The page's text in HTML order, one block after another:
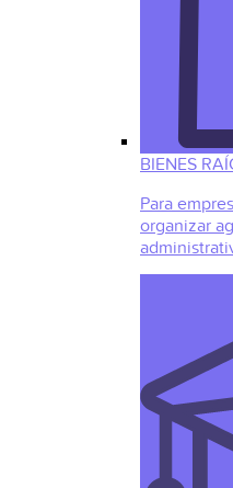
BIENES
Para
organizar